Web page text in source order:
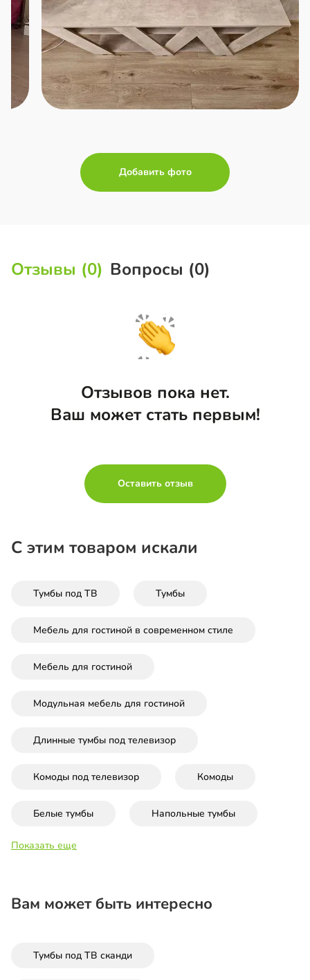
Добавить фото
Отзывы (0) Вопросы (0)
Отзывов пока нет.
Ваш может стать первым!
Оставить отзыв
С этим товаром искали
Тумбы под ТВ Тумбы
Мебель для гостиной в современном стиле
Мебель для гостиной
Модульная мебель для гостиной
Длинные тумбы под телевизор
Комоды под телевизор Комоды
Белые тумбы Напольные тумбы
Показать еще
Вам может быть интересно
Тумбы под ТВ сканди